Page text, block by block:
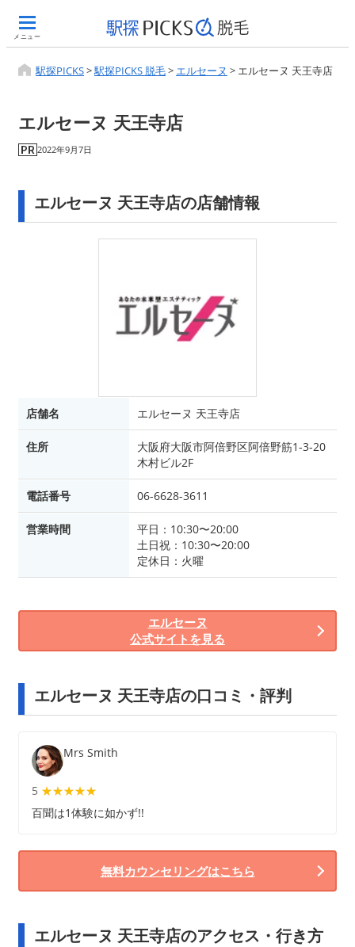
メニュー
駅探PICKS>駅探PICKS 脱毛> エルセーヌ > エルセーヌ 天王寺店
エルセーヌ 天王寺店
2022年9月7日
エルセーヌ 天王寺店の店舗情報
店舗名 エルセーヌ 天王寺店
住所
大阪府大阪市阿倍野区阿倍野筋1-3-20
木村ビル2F
電話番号 06-6628-3611
営業時間
平日：10:30〜20:00
土日祝：10:30〜20:00
定休日：火曜
エルセーヌ
公式サイトを見る
エルセーヌ 天王寺店の口コミ・評判
Mrs Smith
5 ★★★★★
★★★★★
百聞は1体験に如かず!!
無料カウンセリングはこちら
エルセーヌ 天王寺店のアクセス・行き方